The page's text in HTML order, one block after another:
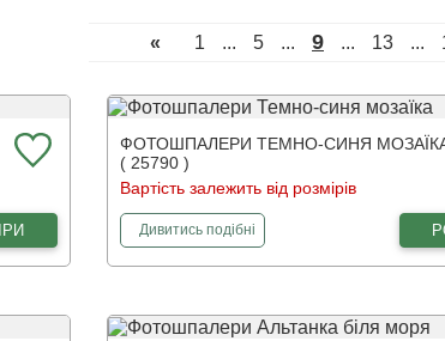
« 1 ... 5 ... 9 ... 13 ...
ФОТОШПАЛЕРИ ТЕМНО-СИНЯ
( 25790 )
Вартість залежить від розмірів
Дивитисьфотошпалери
подібніТемно-синя мозаїка